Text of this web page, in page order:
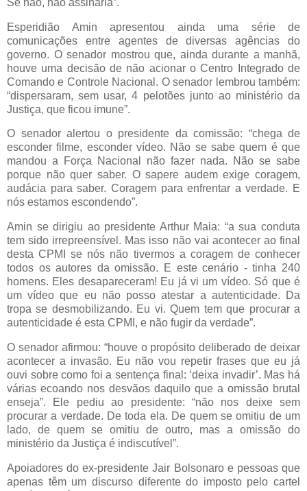
Esperidião Amin apresentou ainda uma série de
comunicações entre agentes de diversas agências do
governo. O senador mostrou que, ainda durante a manhã,
houve uma decisão de não acionar o Centro Integrado de
Comando e Controle Nacional. O senador lembrou também:
“dispersaram, sem usar, 4 pelotões junto ao ministério da
Justiça, que ficou imune”.
O senador alertou o presidente da comissão: “chega de
esconder filme, esconder vídeo. Não se sabe quem é que
mandou a Força Nacional não fazer nada. Não se sabe
porque não quer saber. O sapere audem exige coragem,
audácia para saber. Coragem para enfrentar a verdade. E
nós estamos escondendo”.
Amin se dirigiu ao presidente Arthur Maia: “a sua conduta
tem sido irrepreensível. Mas isso não vai acontecer ao final
desta CPMI se nós não tivermos a coragem de conhecer
todos os autores da omissão. E este cenário - tinha 240
homens. Eles desapareceram! Eu já vi um vídeo. Só que é
um vídeo que eu não posso atestar a autenticidade. Da
tropa se desmobilizando. Eu vi. Quem tem que procurar a
autenticidade é esta CPMI, e não fugir da verdade”.
O senador afirmou: “houve o propósito deliberado de deixar
acontecer a invasão. Eu não vou repetir frases que eu já
ouvi sobre como foi a sentença final: ‘deixa invadir’. Mas há
várias ecoando nos desvãos daquilo que a omissão brutal
enseja”. Ele pediu ao presidente: “não nos deixe sem
procurar a verdade. De toda ela. De quem se omitiu de um
lado, de quem se omitiu de outro, mas a omissão do
ministério da Justiça é indiscutível”.
Apoiadores do ex-presidente Jair Bolsonaro e pessoas que
apenas têm um discurso diferente do imposto pelo cartel